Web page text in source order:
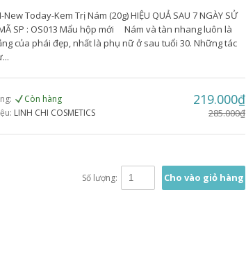
New Today-Kem Trị Nám (20g) HIỆU QUẢ SAU 7 NGÀY SỬ
SP : OS013 Mẩu hộp mới Nám và tàn nhang luôn là
của phái đẹp, nhất là phụ nữ ở sau tuổi 30. Những tác
Còn hàng
LINH CHI COSMETICS
219.000₫
285.000₫
Cho vào giỏ hàng
Số lượng: